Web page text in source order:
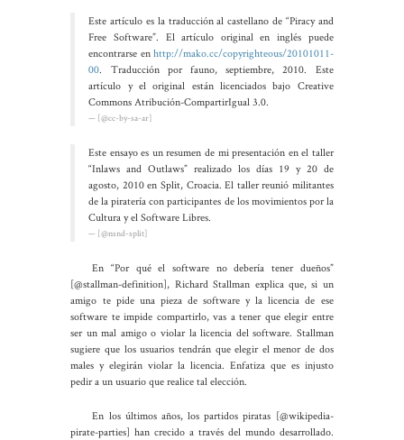
Este artículo es la traducción al castellano de “Piracy and
Free Software”. El artículo original en inglés puede
encontrarse en http://mako.cc/copyrighteous/20101011-
00. Traducción por fauno, septiembre, 2010. Este
artículo y el original están licenciados bajo Creative
Commons Atribución-CompartirIgual 3.0.
[@cc-by-sa-ar]
Este ensayo es un resumen de mi presentación en el taller
“Inlaws and Outlaws” realizado los días 19 y 20 de
agosto, 2010 en Split, Croacia. El taller reunió militantes
de la piratería con participantes de los movimientos por la
Cultura y el Software Libres.
[@nsnd-split]
En “Por qué el software no debería tener dueños”
[@stallman-definition], Richard Stallman explica que, si un
amigo te pide una pieza de software y la licencia de ese
software te impide compartirlo, vas a tener que elegir entre
ser un mal amigo o violar la licencia del software. Stallman
sugiere que los usuarios tendrán que elegir el menor de dos
males y elegirán violar la licencia. Enfatiza que es injusto
pedir a un usuario que realice tal elección.
En los últimos años, los partidos piratas [@wikipedia-
pirate-parties] han crecido a través del mundo desarrollado.